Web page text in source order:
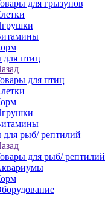
для грызунов
для птиц
для птиц
для рыб/ рептилий
для рыб/ рептилий